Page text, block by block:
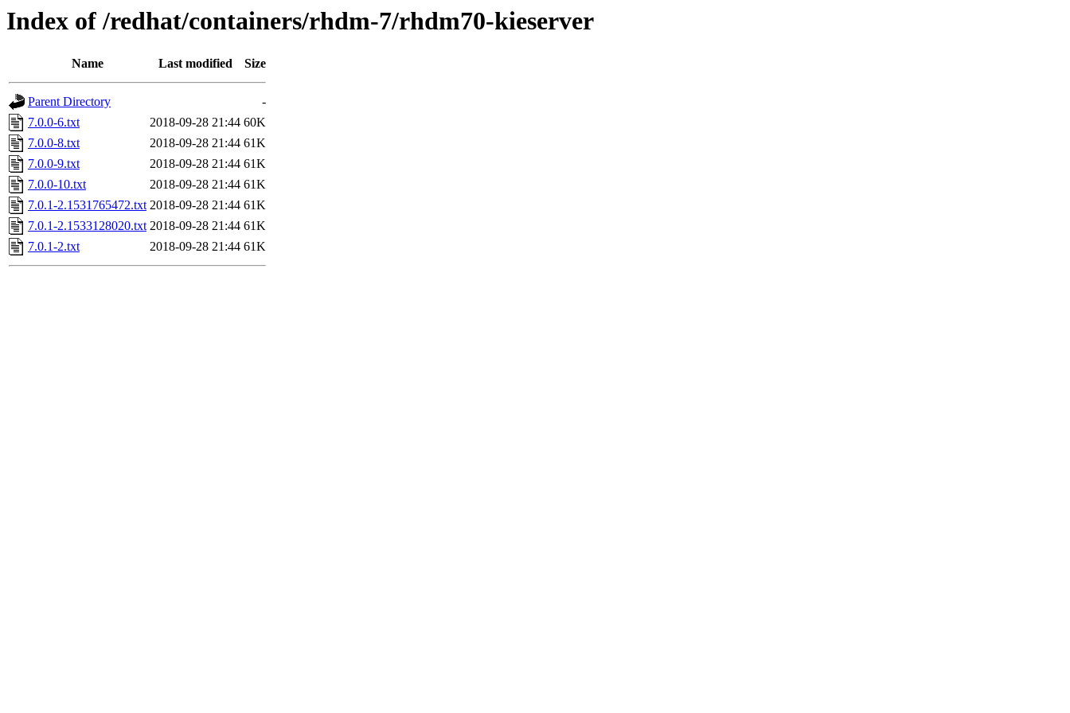
Index of /redhat/containers/rhdm-7/rhdm70-kieserver
Name Last modified Size
Parent Directory
-
7.0.0-6.txt
2018-09-28 21:44 60K
7.0.0-8.txt
2018-09-28 21:44 61K
7.0.0-9.txt
2018-09-28 21:44 61K
7.0.0-10.txt
2018-09-28 21:44 61K
7.0.1-2.1531765472.txt 2018-09-28 21:44 61K
7.0.1-2.1533128020.txt 2018-09-28 21:44 61K
7.0.1-2.txt
2018-09-28 21:44 61K